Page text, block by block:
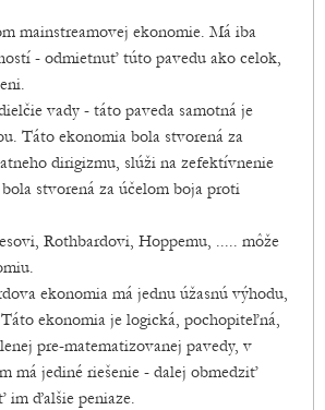
mainstreamovej ekonomie. Má iba
- odmietnuť túto pavedu ako celok,
vady - táto paveda samotná je
Táto ekonomia bola stvorená za
dirigizmu, slúži na zefektívnenie
stvorená za účelom boja proti
Rothbardovi, Hoppemu, ..... môže
ekonomia má jednu úžasnú výhodu,
ekonomia je logická, pochopiteľná,
pre-matematizovanej pavedy, v
má jediné riešenie - dalej obmedziť
im ďalšie peniaze.